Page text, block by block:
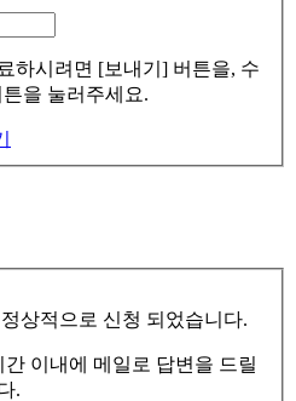
하시려면 [보내기] 버튼을, 수
을 눌러주세요.
상적으로 신청 되었습니다.
이내에 메일로 답변을 드릴
.